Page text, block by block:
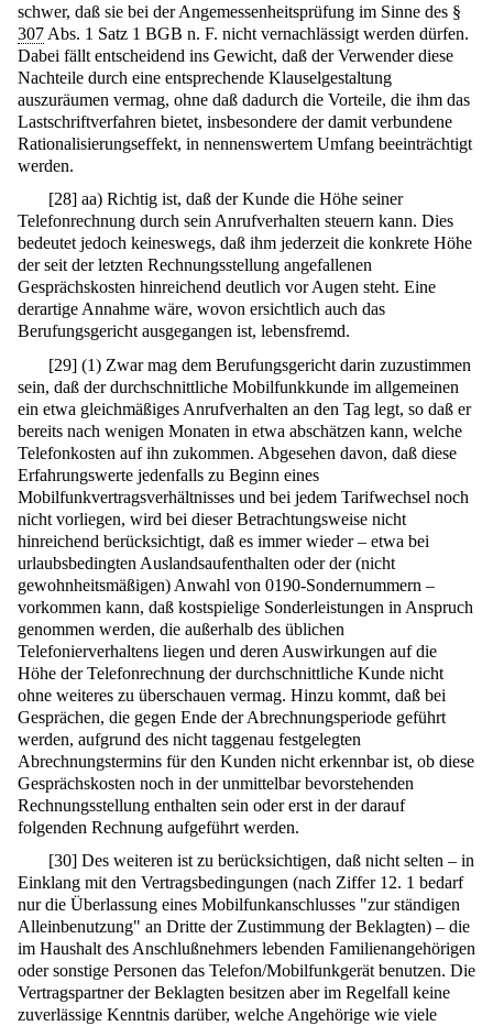
schwer, daß sie bei der Angemessenheitsprüfung im Sinne des §
307 Abs. 1 Satz 1 BGB n. F. nicht vernachlässigt werden dürfen.
Dabei fällt entscheidend ins Gewicht, daß der Verwender diese
Nachteile durch eine entsprechende Klauselgestaltung
auszuräumen vermag, ohne daß dadurch die Vorteile, die ihm das
Lastschriftverfahren bietet, insbesondere der damit verbundene
Rationalisierungseffekt, in nennenswertem Umfang beeinträchtigt
werden.
[28] aa) Richtig ist, daß der Kunde die Höhe seiner
Telefonrechnung durch sein Anrufverhalten steuern kann. Dies
bedeutet jedoch keineswegs, daß ihm jederzeit die konkrete Höhe
der seit der letzten Rechnungsstellung angefallenen
Gesprächskosten hinreichend deutlich vor Augen steht. Eine
derartige Annahme wäre, wovon ersichtlich auch das
Berufungsgericht ausgegangen ist, lebensfremd.
[29] (1) Zwar mag dem Berufungsgericht darin zuzustimmen
sein, daß der durchschnittliche Mobilfunkkunde im allgemeinen
ein etwa gleichmäßiges Anrufverhalten an den Tag legt, so daß er
bereits nach wenigen Monaten in etwa abschätzen kann, welche
Telefonkosten auf ihn zukommen. Abgesehen davon, daß diese
Erfahrungswerte jedenfalls zu Beginn eines
Mobilfunkvertragsverhältnisses und bei jedem Tarifwechsel noch
nicht vorliegen, wird bei dieser Betrachtungsweise nicht
hinreichend berücksichtigt, daß es immer wieder – etwa bei
urlaubsbedingten Auslandsaufenthalten oder der (nicht
gewohnheitsmäßigen) Anwahl von 0190-Sondernummern –
vorkommen kann, daß kostspielige Sonderleistungen in Anspruch
genommen werden, die außerhalb des üblichen
Telefonierverhaltens liegen und deren Auswirkungen auf die
Höhe der Telefonrechnung der durchschnittliche Kunde nicht
ohne weiteres zu überschauen vermag. Hinzu kommt, daß bei
Gesprächen, die gegen Ende der Abrechnungsperiode geführt
werden, aufgrund des nicht taggenau festgelegten
Abrechnungstermins für den Kunden nicht erkennbar ist, ob diese
Gesprächskosten noch in der unmittelbar bevorstehenden
Rechnungsstellung enthalten sein oder erst in der darauf
folgenden Rechnung aufgeführt werden.
[30] Des weiteren ist zu berücksichtigen, daß nicht selten – in
Einklang mit den Vertragsbedingungen (nach Ziffer 12. 1 bedarf
nur die Überlassung eines Mobilfunkanschlusses "zur ständigen
Alleinbenutzung" an Dritte der Zustimmung der Beklagten) – die
im Haushalt des Anschlußnehmers lebenden Familienangehörigen
oder sonstige Personen das Telefon/Mobilfunkgerät benutzen. Die
Vertragspartner der Beklagten besitzen aber im Regelfall keine
zuverlässige Kenntnis darüber, welche Angehörige wie viele